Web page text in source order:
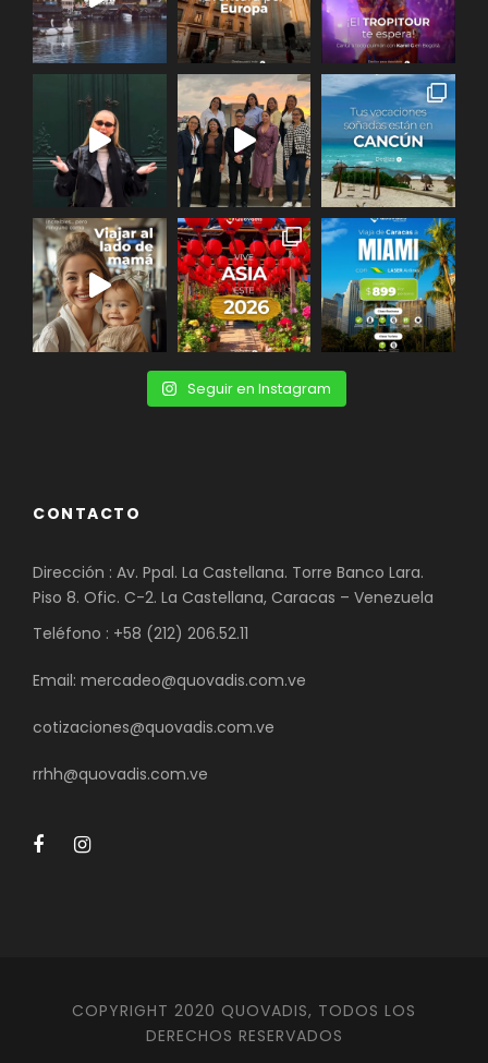
Seguir en Instagram
CONTACTO
Dirección : Av. Ppal. La Castellana. Torre Banco Lara.
Piso 8. Ofic. C-2. La Castellana, Caracas – Venezuela
Teléfono : +58 (212) 206.52.11
Email: mercadeo@quovadis.com.ve
cotizaciones@quovadis.com.ve
rrhh@quovadis.com.ve
COPYRIGHT 2020 QUOVADIS, TODOS LOS
DERECHOS RESERVADOS